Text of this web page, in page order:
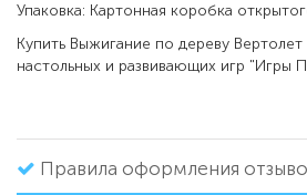
Упаковка: Картонная коробка
Купить Выжигание по дереву
настольных и развивающих игр "Игры
Правила оформления